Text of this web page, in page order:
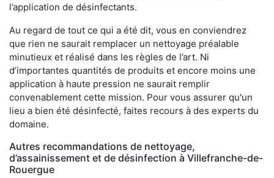
l’application de désinfectants.
Au regard de tout ce qui a été dit, vous en conviendrez
que rien ne saurait remplacer un nettoyage préalable
minutieux et réalisé dans les règles de l’art. Ni
d’importantes quantités de produits et encore moins une
application à haute pression ne saurait remplir
convenablement cette mission. Pour vous assurer qu'un
lieu a bien été désinfecté, faites recours à des experts du
domaine.
Autres recommandations de nettoyage,
d’assainissement et de désinfection à Villefranche-de-
Rouergue